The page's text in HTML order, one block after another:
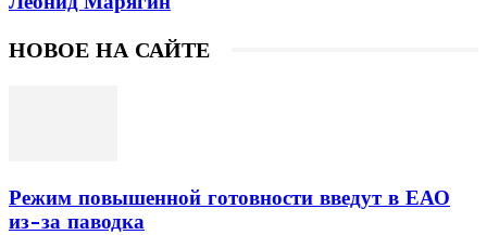
НОВОЕ НА САЙТЕ
Режим повышенной готовности введут в ЕАО
из-за паводка